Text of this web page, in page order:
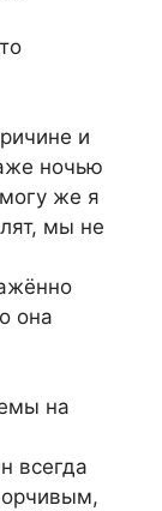
и
ночью
же я
мы не
она
на
всегда